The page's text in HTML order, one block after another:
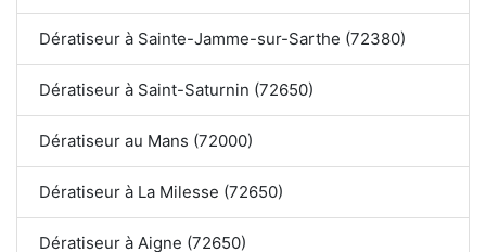
Dératiseur à Sainte-Jamme-sur-Sarthe (72380)
Dératiseur à Saint-Saturnin (72650)
Dératiseur au Mans (72000)
Dératiseur à La Milesse (72650)
Dératiseur à Aigne (72650)